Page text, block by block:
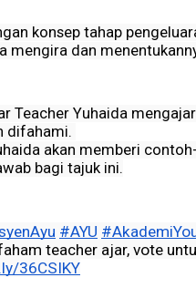
konsep tahap
mengira dan
Teacher Yuhaida
difahami.
akan memberi
bagi tajuk ini.
#AYU​​​​​​​​
teacher ajar, vote
36CSIKY​​​​​​​